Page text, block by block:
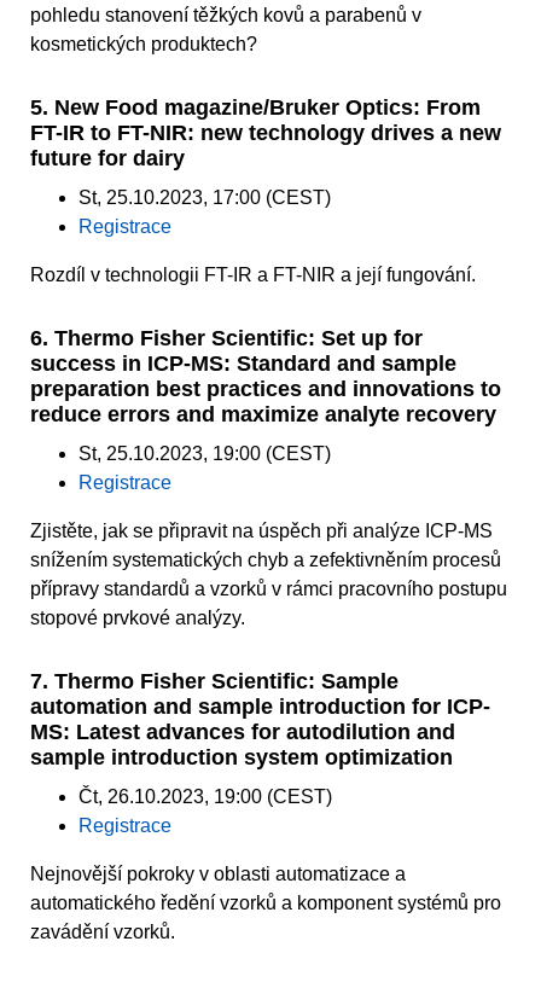
pohledu stanovení těžkých kovů a parabenů v
kosmetických produktech?
5. New Food magazine/Bruker Optics: From
FT-IR to FT-NIR: new technology drives a new
future for dairy
St, 25.10.2023, 17:00 (CEST)
Registrace
Rozdíl v technologii FT-IR a FT-NIR a její fungování.
6. Thermo Fisher Scientific: Set up for
success in ICP-MS: Standard and sample
preparation best practices and innovations to
reduce errors and maximize analyte recovery
St, 25.10.2023, 19:00 (CEST)
Registrace
Zjistěte, jak se připravit na úspěch při analýze ICP-MS
snížením systematických chyb a zefektivněním procesů
přípravy standardů a vzorků v rámci pracovního postupu
stopové prvkové analýzy.
7. Thermo Fisher Scientific: Sample
automation and sample introduction for ICP-
MS: Latest advances for autodilution and
sample introduction system optimization
Čt, 26.10.2023, 19:00 (CEST)
Registrace
Nejnovější pokroky v oblasti automatizace a
automatického ředění vzorků a komponent systémů pro
zavádění vzorků.